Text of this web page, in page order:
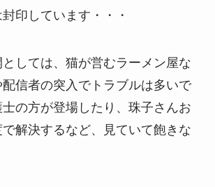
印しています・・・
しては、猫が営むラーメン屋な
信者の突入でトラブルは多いで
の方が登場したり、珠子さんお
解決するなど、見ていて飽きな